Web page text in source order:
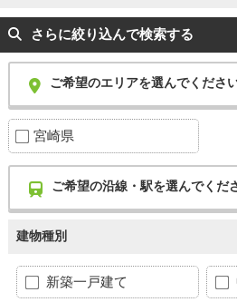
さらに絞り込んで検索する
ご希望のエリアを選んでくださ
宮崎県
ご希望の沿線・駅を選んでくだ
建物種別
新築一戸建て